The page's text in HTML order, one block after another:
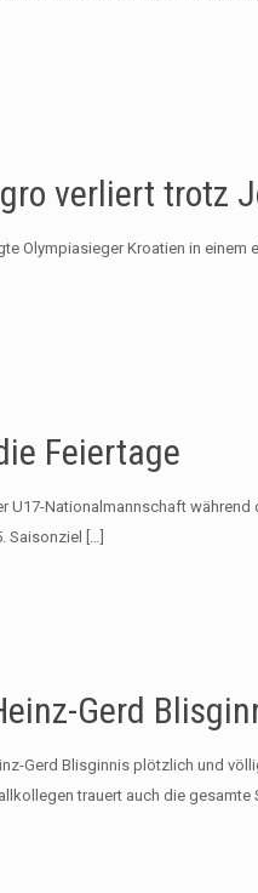
verliert trotz
Olympiasieger Kroatien in einem
Feiertage
Nationalmannschaft während
Saisonziel
[…]
Gerd
Gerd Blisginnis plötzlich und
trauert auch die